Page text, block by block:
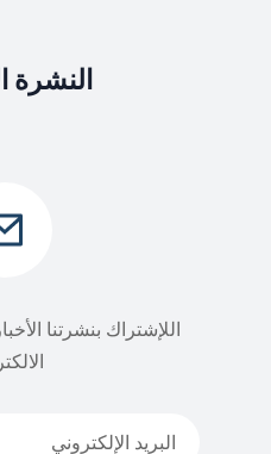
النشرة
اللإشتراك بنشرتنا